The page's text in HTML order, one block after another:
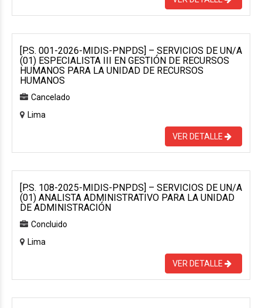
[P.S. 001-2026-MIDIS-PNPDS] – SERVICIOS DE UN/A
(01) ESPECIALISTA III EN GESTIÓN DE RECURSOS
HUMANOS PARA LA UNIDAD DE RECURSOS
HUMANOS
Cancelado
Lima
VER DETALLE
[P.S. 108-2025-MIDIS-PNPDS] – SERVICIOS DE UN/A
(01) ANALISTA ADMINISTRATIVO PARA LA UNIDAD
DE ADMINISTRACIÓN
Concluido
Lima
VER DETALLE